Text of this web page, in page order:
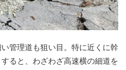
管理道も狙い目。特に近くに幹
ると、わざわざ高速横の細道を